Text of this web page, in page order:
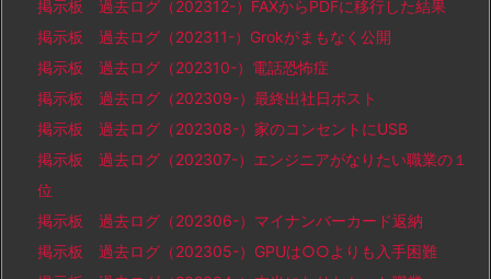
掲示板 過去ログ（202312-）FAXからPDFに移行した結果
掲示板 過去ログ（202311-）Grokがまもなく公開
掲示板 過去ログ（202310-）電話恐怖症
掲示板 過去ログ（202309-）最終出社日ポスト
掲示板 過去ログ（202308-）家のコンセントにUSB
掲示板 過去ログ（202307-）エンジニアがなりたい職業の１
位
掲示板 過去ログ（202306-）マイナンバーカード返納
掲示板 過去ログ（202305-）GPUは○○よりも入手困難